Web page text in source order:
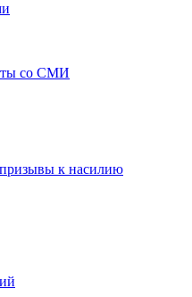
со СМИ
к насилию